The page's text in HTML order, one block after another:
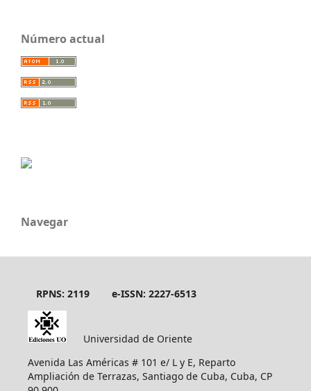
Número actual
Navegar
RPNS: 2119 e-ISSN: 2227-6513
Universidad de Oriente
Avenida Las Américas # 101 e/ L y E, Reparto
Ampliación de Terrazas, Santiago de Cuba, Cuba, CP